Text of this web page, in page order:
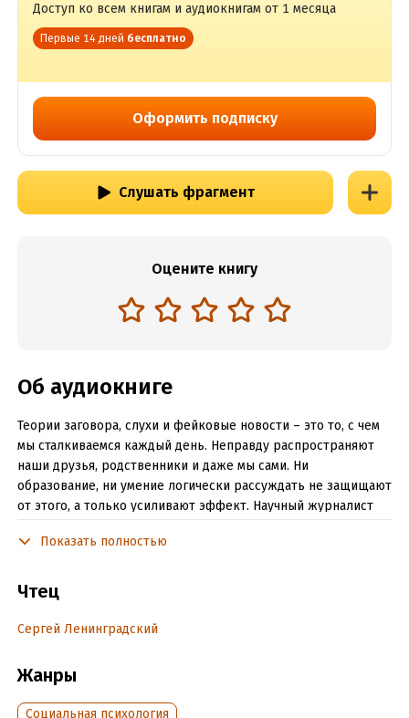
Доступ ко всем книгам и аудиокнигам от 1 месяца
Первые 14 дней бесплатно
Оформить подписку
Слушать фрагмент
Оцените книгу
Об аудиокниге
Теории заговора, слухи и фейковые новости – это то, с чем
мы сталкиваемся каждый день. Неправду распространяют
наши друзья, родственники и даже мы сами. Ни
образование, ни умение логически рассуждать не защищают
от этого, а только усиливают эффект. Научный журналист
сказать обо всем этом гены, мозг и большие данные. Где в
пропаганде? Как на нас влияют «алгоритмы фейсбука» и
пользователями? И почему рациональные аргументы ничего
поверили всем сердцем?
Показать полностью
Чтец
Сергей Ленинградский
Жанры
Социальная психология